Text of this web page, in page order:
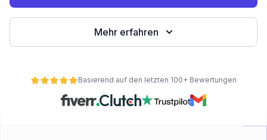
Mehr erfahren
Basierend auf den letzten 100+ Bewertungen